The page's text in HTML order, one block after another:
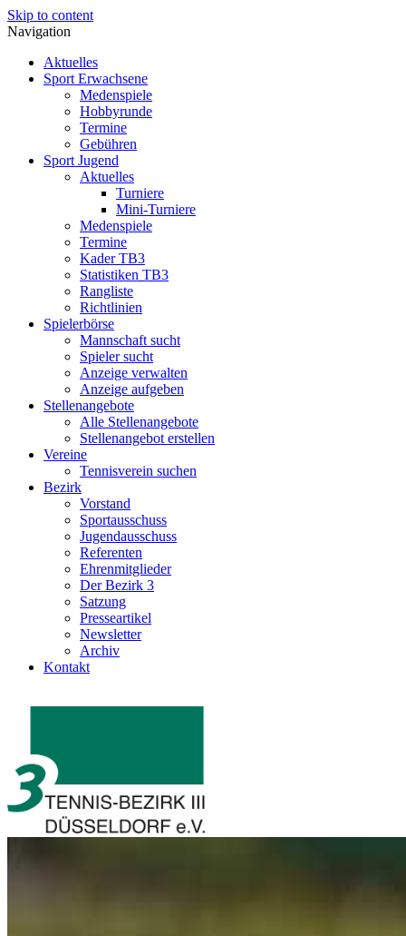
Skip to content
Navigation
Aktuelles
Sport Erwachsene
Medenspiele
Hobbyrunde
Termine
Gebühren
Sport Jugend
Aktuelles
Turniere
Mini-Turniere
Medenspiele
Termine
Kader TB3
Statistiken TB3
Rangliste
Richtlinien
Spielerbörse
Mannschaft sucht
Spieler sucht
Anzeige verwalten
Anzeige aufgeben
Stellenangebote
Alle Stellenangebote
Stellenangebot erstellen
Vereine
Tennisverein suchen
Bezirk
Vorstand
Sportausschuss
Jugendausschuss
Referenten
Ehrenmitglieder
Der Bezirk 3
Satzung
Presseartikel
Newsletter
Archiv
Kontakt